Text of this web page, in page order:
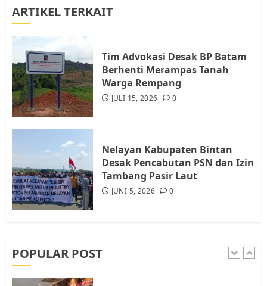
ARTIKEL TERKAIT
Tim Advokasi Desak BP Batam
Berhenti Merampas Tanah
Warga Rempang
JULI 15, 2026 0
Nelayan Kabupaten Bintan
Desak Pencabutan PSN dan Izin
Tambang Pasir Laut
JUNI 5, 2026 0
POPULAR POST
4
Warga Rempang Ajukan
Resahkan Warga
JULI 17, 2026 0
5
JULI 15, 2026 0
1